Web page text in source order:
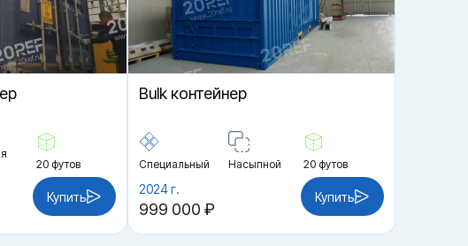
20 футов
Купить
Bulk контейнер
Специальный Насыпной 20 футов
2024 г.
999 000 ₽
Купить